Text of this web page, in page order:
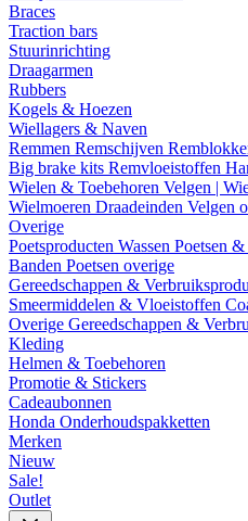
Braces
Traction bars
Stuurinrichting
Draagarmen
Rubbers
Kogels & Hoezen
Wiellagers & Naven
Remmen Remschijven
Big brake kits Remvloeistoffen
Wielen & Toebehoren Velgen |
Wielmoeren Draadeinden Velgen
Overige
Poetsproducten Wassen Poetsen
Banden Poetsen overige
Gereedschappen &
Smeermiddelen & Vloeistoffen
Overige Gereedschappen &
Kleding
Helmen & Toebehoren
Promotie & Stickers
Cadeaubonnen
Honda Onderhoudspakketten
Merken
Nieuw
Sale!
Outlet